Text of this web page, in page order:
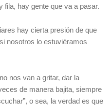
fila, hay gente que va a pasar.
hay cierta presión de que
nosotros lo estuviéramos
nos van a gritar, dar la
de manera bajita, siempre
o sea, la verdad es que